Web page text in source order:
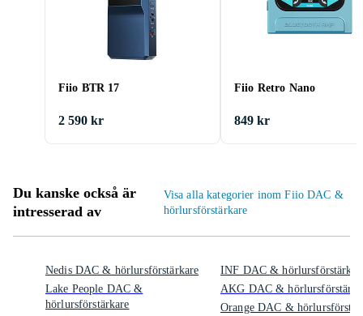
Fiio BTR 17
2 590 kr
Fiio Retro Nano
849 kr
Du kanske också är
intresserad av
Visa alla kategorier inom Fiio DAC &
hörlursförstärkare
Nedis DAC & hörlursförstärkare
Lake People DAC &
hörlursförstärkare
INF DAC &
AKG DAC &
Orange DAC &